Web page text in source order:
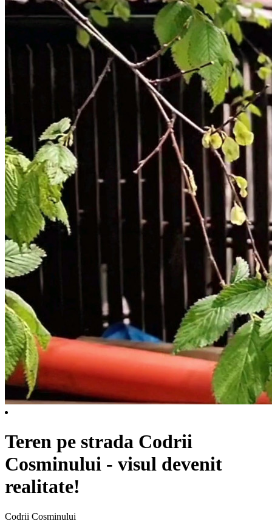
Teren pe strada Codrii
Cosminului - visul devenit
realitate!
Codrii Cosminului